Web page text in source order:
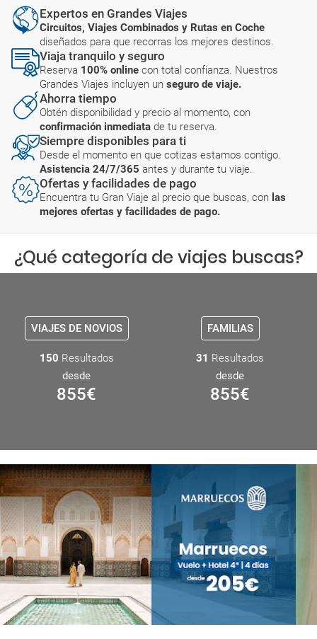
Expertos en Grandes Viajes
Circuitos, Viajes Combinados y Rutas en Coche
diseñados para que recorras los mejores destinos.
Viaja tranquilo y seguro
Reserva 100% online con total confianza. Nuestros
Grandes Viajes incluyen un seguro de viaje.
Ahorra tiempo
Obtén disponibilidad y precio al momento, con
confirmación inmediata de tu reserva.
Siempre disponibles para ti
Desde el momento en que cotizas estamos contigo.
Asistencia 24/7/365 antes y durante tu viaje.
Ofertas y facilidades de pago
Encuentra tu Gran Viaje al precio que buscas, con las
mejores ofertas y facilidades de pago.
¿Qué categoría de viajes buscas?
VIAJES DE NOVIOS
150 Resultados
desde
855€
FAMILIAS
31 Resultados
desde
855€